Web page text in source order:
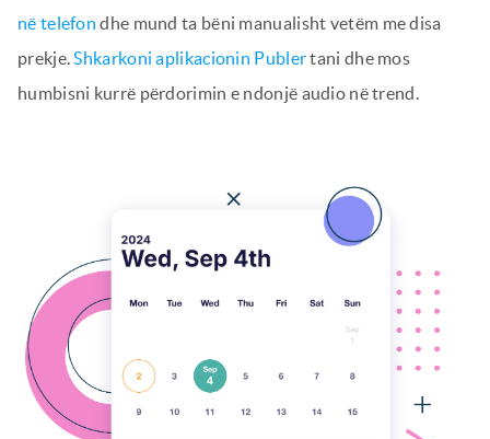
në telefon dhe mund ta bëni manualisht vetëm me disa
prekje.Shkarkoni aplikacionin Publertani dhe mos
humbisni kurrë përdorimin e ndonjë audio në trend.